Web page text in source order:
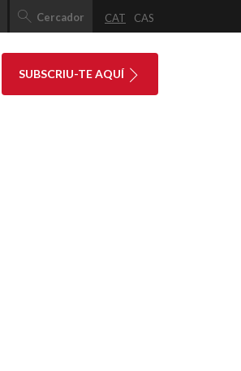
Cercador CAT CAS
SUBSCRIU-TE AQUÍ